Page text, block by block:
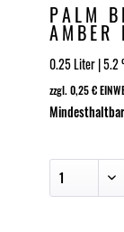
PALM
0.25 Liter | 5.2
zzgl. 0,25 €